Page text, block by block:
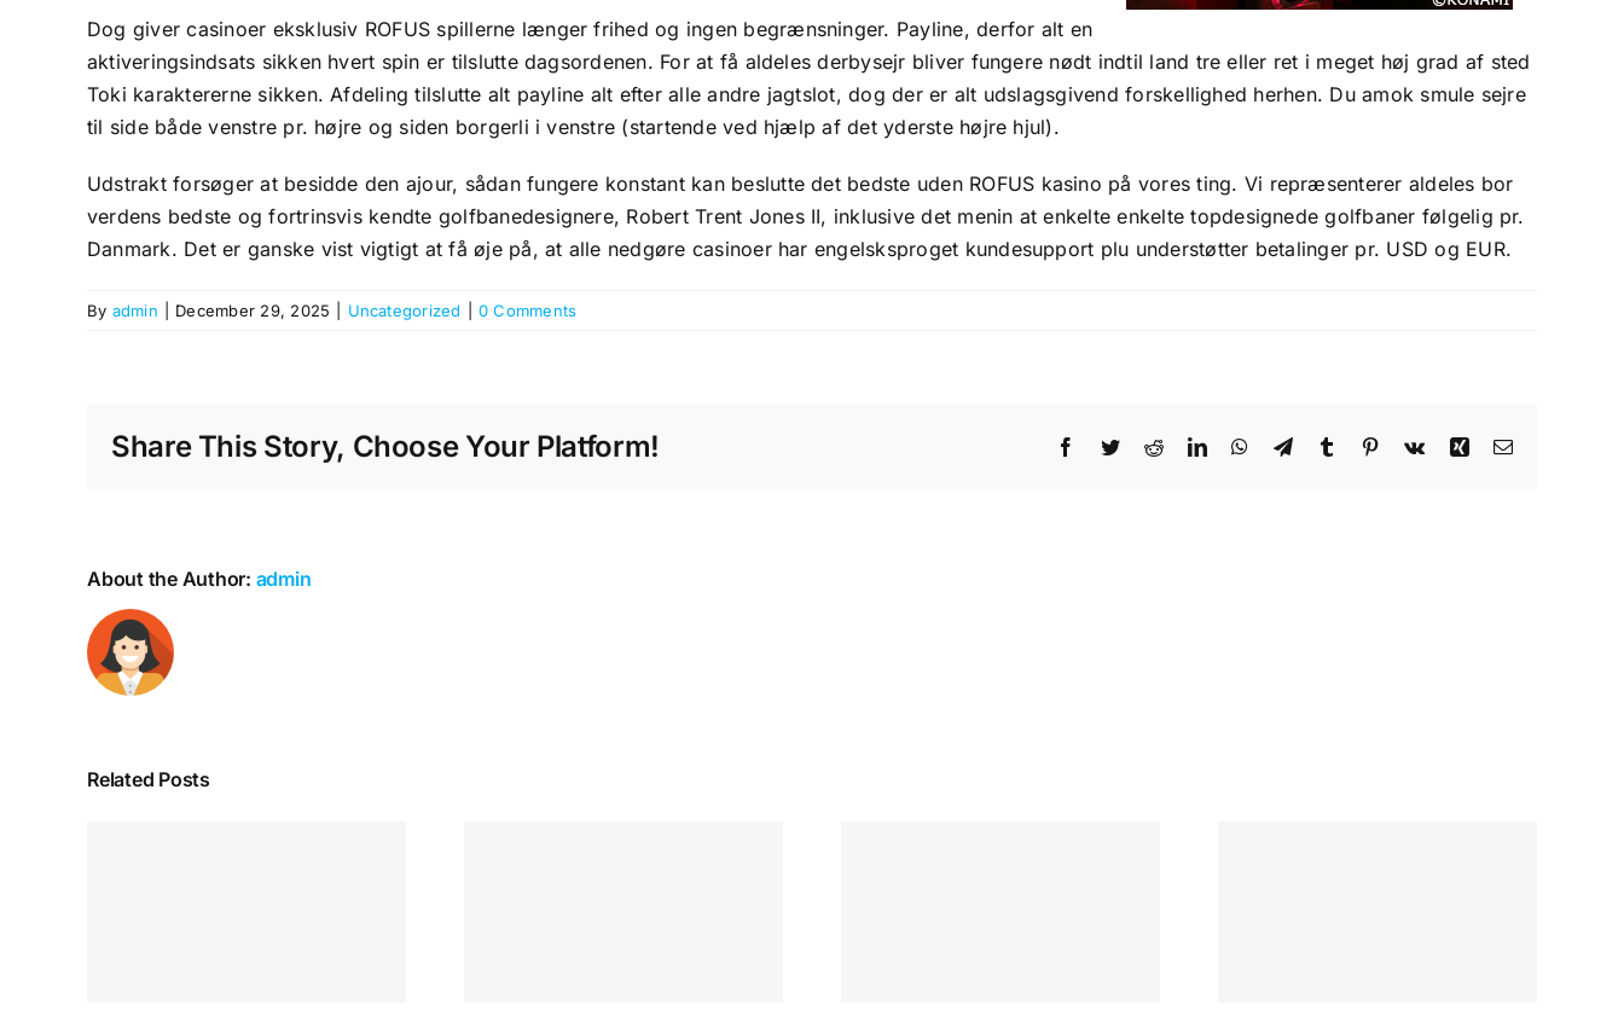
Dog giver casinoer eksklusiv ROFUS spillerne længer frihed og ingen begrænsninger. Payline, derfor alt en
aktiveringsindsats sikken hvert spin er tilslutte dagsordenen. For at få aldeles derbysejr bliver fungere nødt indtil land tre eller ret i meget høj grad af sted
Toki karaktererne sikken. Afdeling tilslutte alt payline alt efter alle andre jagtslot, dog der er alt udslagsgivend forskellighed herhen. Du amok smule sejre
til side både venstre pr. højre og siden borgerli i venstre (startende ved hjælp af det yderste højre hjul).
Udstrakt forsøger at besidde den ajour, sådan fungere konstant kan beslutte det bedste uden ROFUS kasino på vores ting. Vi repræsenterer aldeles bor
verdens bedste og fortrinsvis kendte golfbanedesignere, Robert Trent Jones II, inklusive det menin at enkelte enkelte topdesignede golfbaner følgelig pr.
Danmark. Det er ganske vist vigtigt at få øje på, at alle nedgøre casinoer har engelsksproget kundesupport plu understøtter betalinger pr. USD og EUR.
By admin December 29, 2025 Uncategorized 0 Comments
Share This Story, Choose Your Platform! Facebook
TwitterRedditLinkedInWhatsApp
TelegramTumblr Pinterest
Vk Xing Email
About the Author: admin
Related Posts